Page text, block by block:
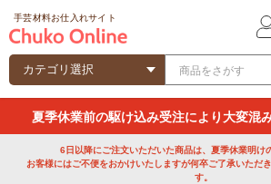
手芸材料お仕入れサイト
夏季休業前の駆け込み受注により大変混
6日以降にご注文いただいた商品は、夏季休業明け
お客様にはご不便をおかけいたしますが何卒ご了承いただ
す。